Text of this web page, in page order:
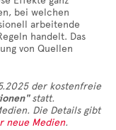
bei welchen
arbeitende
handelt. Das
von Quellen
der kostenfreie
statt.
Die Details gibt
neue Medien.